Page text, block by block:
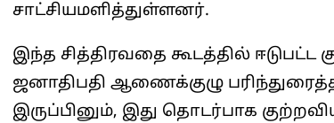
சாட்சியமளித்துள்ளனர்.
இந்த சித்திரவதை கூடத்தில் ஈடுபட்ட
ஜனாதிபதி ஆணைக்குழு
இருப்பினும், இது தொடர்பாக